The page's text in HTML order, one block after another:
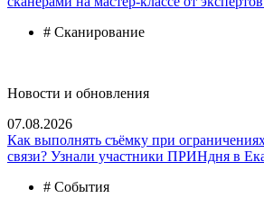
# Сканирование
Новости и обновления
07.08.2026
Как выполнять съёмку при
связи? Узнали участники ПРИНдня в
# События